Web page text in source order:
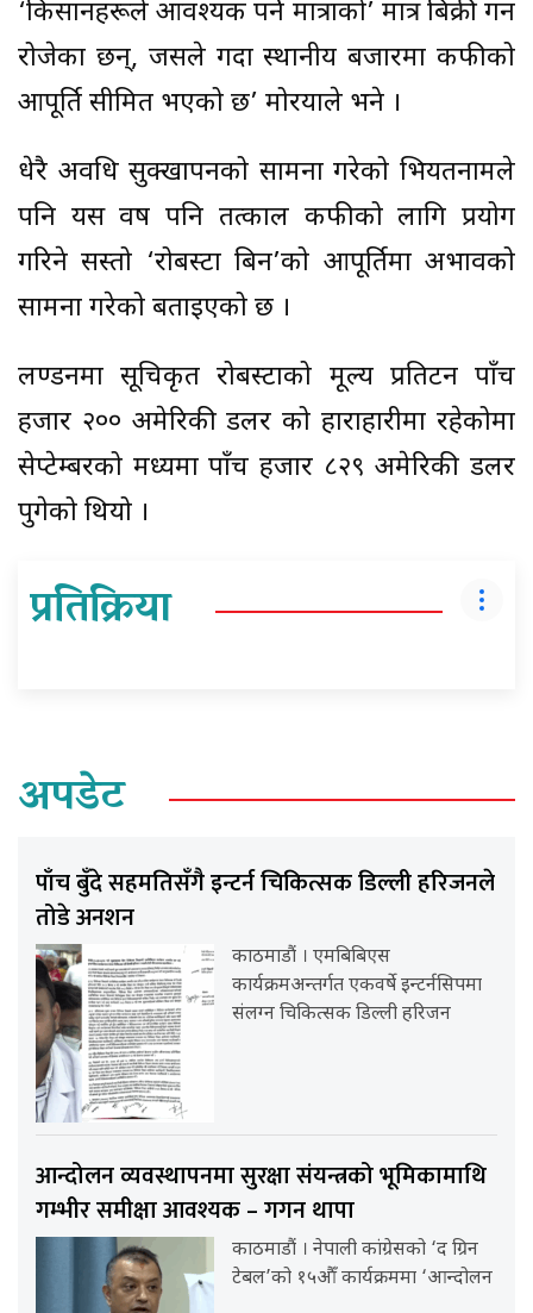
‘किसानहरूले आवश्यक पर्ने मात्राको’ मात्र बिक्री गर्न
रोजेका छन्, जसले गर्दा स्थानीय बजारमा कफीको
आपूर्ति सीमित भएको छ’ मोरयाले भने ।
धेरै अवधि सुक्खापनको सामना गरेको भियतनामले
पनि यस वर्ष पनि तत्काल कफीको लागि प्रयोग
गरिने सस्तो ‘रोबस्टा बिन’को आपूर्तिमा अभावको
सामना गरेको बताइएको छ ।
लण्डनमा सूचिकृत रोबस्टाको मूल्य प्रतिटन पाँच
हजार २०० अमेरिकी डलर को हाराहारीमा रहेकोमा
सेप्टेम्बरको मध्यमा पाँच हजार ८२९ अमेरिकी डलर
पुगेको थियो ।
प्रतिक्रिया
अपडेट
पाँच बुँदे सहमतिसँगै इन्टर्न चिकित्सक डिल्ली हरिजनले
तोडे अनशन
काठमाडौं । एमबिबिएस
कार्यक्रमअन्तर्गत एकवर्षे इन्टर्नसिपमा
संलग्न चिकित्सक डिल्ली हरिजन
आन्दोलन व्यवस्थापनमा सुरक्षा संयन्त्रको भूमिकामाथि
गम्भीर समीक्षा आवश्यक – गगन थापा
काठमाडौं । नेपाली कांग्रेसको ‘द ग्रिन
टेबल’को १५औँ कार्यक्रममा ‘आन्दोलन